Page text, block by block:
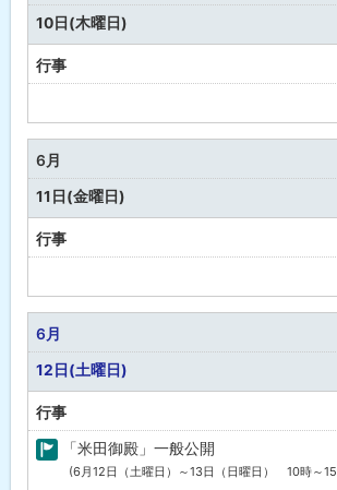
事
10日(木曜日)
行事
定
な
し
6月
11日(金曜日)
行事
定
な
し
6月
12日(土曜日)
行事
「米田御殿」一般公開
(6月12日（土曜日）～13日（日曜日） 10時～